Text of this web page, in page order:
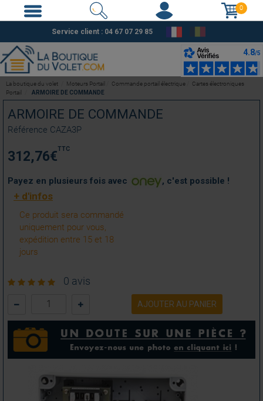
0
Service client : 04 67 07 29 85
ARMOIRE DE COMMANDE
Référence CAZA3P
312,76€TTC
Payez en plusieurs fois avec , c'est possible !
+ d'infos
Ce produit sera commandé
uniquement pour vous,
expédition entre 15 et 18
jours
0 avis
AJOUTER AU PANIER
La boutique du volet Moteurs Portail Commande portail électrique
Cartes électroniques
Portail
ARMOIRE DE COMMANDE